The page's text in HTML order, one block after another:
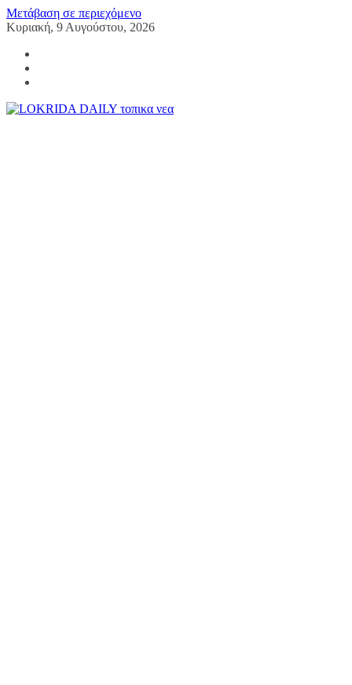
Μετάβαση σε περιεχόμενο
Κυριακή, 9 Αυγούστου, 2026